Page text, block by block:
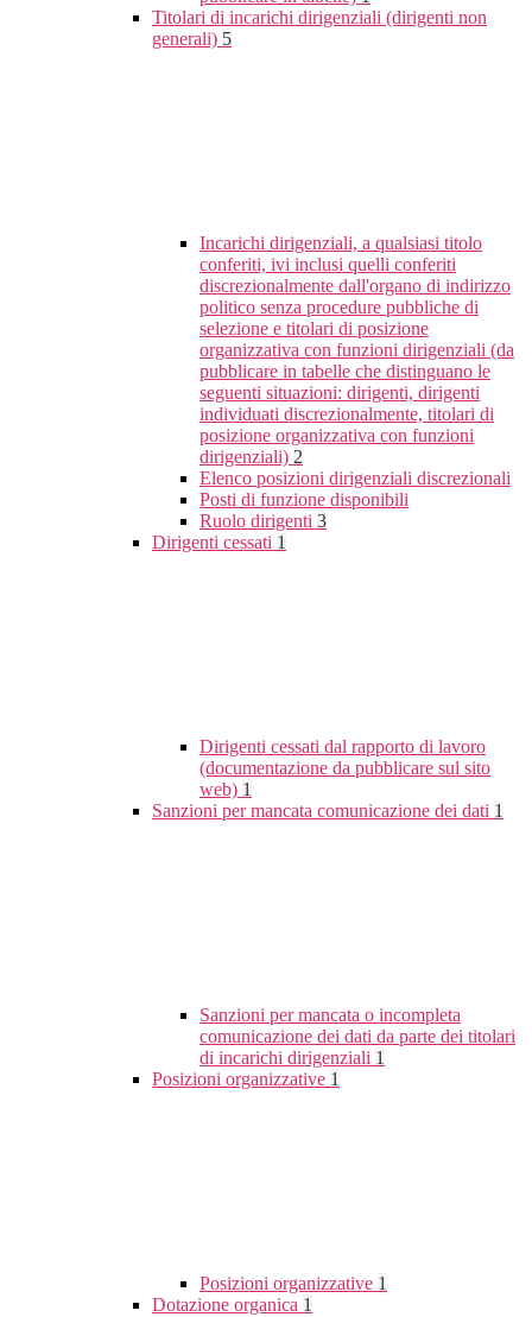
Titolari di incarichi dirigenziali (dirigenti non
generali) 5
Incarichi dirigenziali, a qualsiasi titolo
conferiti, ivi inclusi quelli conferiti
discrezionalmente dall'organo di indirizzo
politico senza procedure pubbliche di
selezione e titolari di posizione
organizzativa con funzioni dirigenziali (da
pubblicare in tabelle che distinguano le
seguenti situazioni: dirigenti, dirigenti
individuati discrezionalmente, titolari di
posizione organizzativa con funzioni
dirigenziali) 2
Elenco posizioni dirigenziali discrezionali
Posti di funzione disponibili
Ruolo dirigenti 3
Dirigenti cessati 1
Dirigenti cessati dal rapporto di lavoro
(documentazione da pubblicare sul sito
web) 1
Sanzioni per mancata comunicazione dei dati 1
Sanzioni per mancata o incompleta
comunicazione dei dati da parte dei titolari
di incarichi dirigenziali 1
Posizioni organizzative 1
Posizioni organizzative 1
Dotazione organica 1